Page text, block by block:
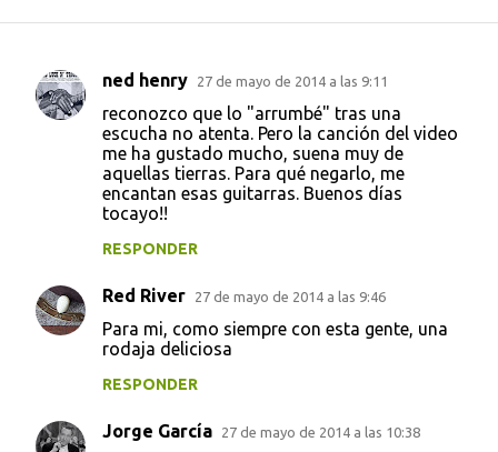
C
r
ned henry 27 de mayo de 2014 a las 9:11
reconozco que lo "arrumbé" tras una
escucha no atenta. Pero la canción del video
me ha gustado mucho, suena muy de
aquellas tierras. Para qué negarlo, me
encantan esas guitarras. Buenos días
tocayo!!
RESPONDER
Red River 27 de mayo de 2014 a las 9:46
Para mi, como siempre con esta gente, una
rodaja deliciosa
RESPONDER
Jorge García 27 de mayo de 2014 a las 10:38